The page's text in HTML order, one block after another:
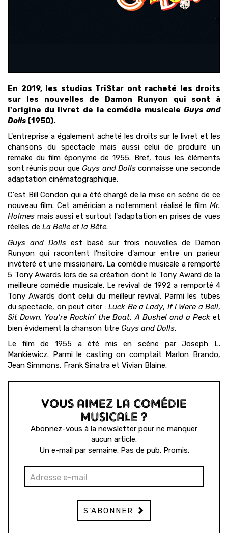
En 2019, les studios TriStar ont racheté les droits
sur les nouvelles de Damon Runyon qui sont à
l'origine du livret de la comédie musicale Guys and
Dolls (1950).
L'entreprise a également acheté les droits sur le livret et les
chansons du spectacle mais aussi celui de produire un
remake du film éponyme de 1955. Bref, tous les éléments
sont réunis pour que Guys and Dollsconnaisse une seconde
adaptation cinématographique.
C'est Bill Condon qui a été chargé de la mise en scène de ce
nouveau film. Cet américian a notemment réalisé le film Mr.
Holmes mais aussi et surtout l'adaptation en prises de vues
réelles de La Belle et la Bête.
Guys and Dolls est basé sur trois nouvelles de Damon
Runyon qui racontent l'hsitoire d'amour entre un parieur
invéteré et une missionaire. La comédie musicale a remporté
5 Tony Awards lors de sa création dont le Tony Award de la
meilleure comédie musicale. Le revival de 1992 a remporté 4
Tony Awards dont celui du meilleur revival. Parmi les tubes
du spectacle, on peut citer :Luck Be a Lady, If I Were a Bell,
Sit Down, You’re Rockin’ the Boat, A Bushel and a Pecket
bien évidement la chanson titre Guys and Dolls.
Le film de 1955 a été mis en scène par Joseph L.
Mankiewicz. Parmi le casting on comptait Marlon Brando,
Jean Simmons, Frank Sinatra et Vivian Blaine.
VOUS AIMEZ LA COMÉDIE
MUSICALE ?
Abonnez-vous à la newsletter pour ne manquer
aucun article.
Un e-mail par semaine. Pas de pub. Promis.
S'ABONNER